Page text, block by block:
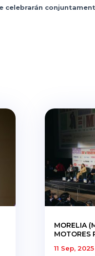
celebrarán
MORELIA
MOTORES
11 Sep, 2025